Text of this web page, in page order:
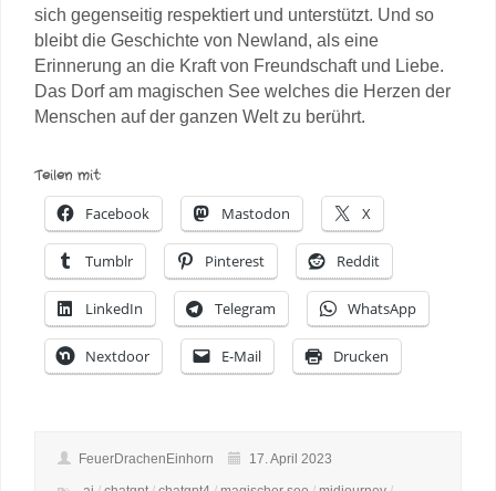
sich gegenseitig respektiert und unterstützt. Und so
bleibt die Geschichte von Newland, als eine
Erinnerung an die Kraft von Freundschaft und Liebe.
Das Dorf am magischen See welches die Herzen der
Menschen auf der ganzen Welt zu berührt.
Teilen mit:
Facebook Mastodon X
Tumblr Pinterest Reddit
LinkedIn Telegram WhatsApp
Nextdoor E-Mail Drucken
FeuerDrachenEinhorn 17. April 2023